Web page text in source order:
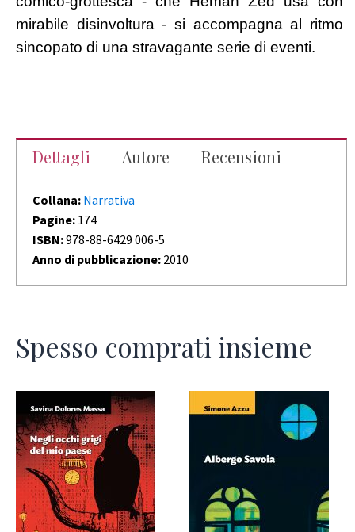
mirabile disinvoltura - si accompagna al ritmo
sincopato di una stravagante serie di eventi.
Dettagli Autore Recensioni
Collana: Narrativa
Pagine: 174
ISBN:978-88-6429 006-5
Anno di pubblicazione: 2010
Spesso comprati insieme